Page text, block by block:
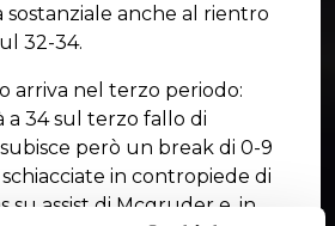
sostanziale anche al rientro
32-34.
arriva nel terzo periodo:
a 34 sul terzo fallo di
però un break di 0-9
in contropiede di
su assist di Mcgruder e, in